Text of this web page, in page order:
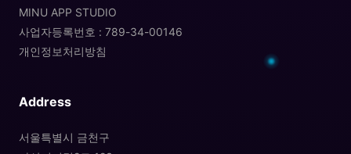
MINU APP STUDIO
사업자등록번호 : 789-34-00146
개인정보처리방침
Address
서울특별시 금천구